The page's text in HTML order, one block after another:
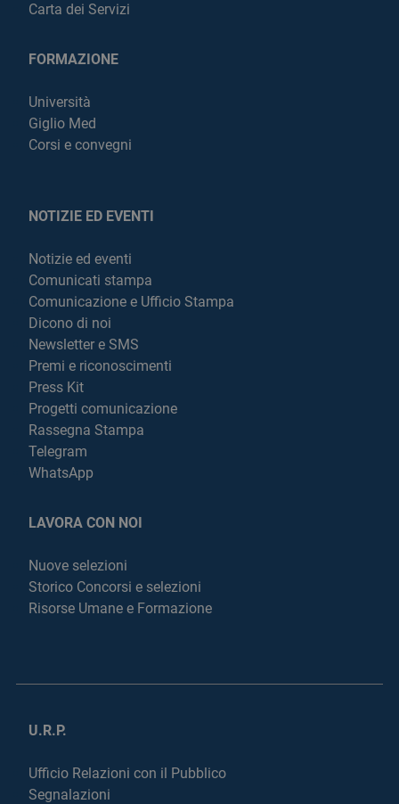
Carta dei Servizi
FORMAZIONE
Università
Giglio Med
Corsi e convegni
NOTIZIE ED EVENTI
Notizie ed eventi
Comunicati stampa
Comunicazione e Ufficio Stampa
Dicono di noi
Newsletter e SMS
Premi e riconoscimenti
Press Kit
Progetti comunicazione
Rassegna Stampa
Telegram
WhatsApp
LAVORA CON NOI
Nuove selezioni
Storico Concorsi e selezioni
Risorse Umane e Formazione
U.R.P.
Ufficio Relazioni con il Pubblico
Segnalazioni